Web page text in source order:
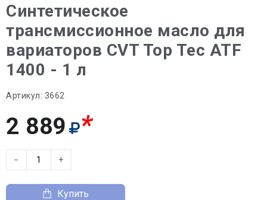
Синтетическое
трансмиссионное масло для
вариаторов CVT Top Tec ATF
1400 - 1 л
Артикул: 3662
2 889 *
− +
Купить